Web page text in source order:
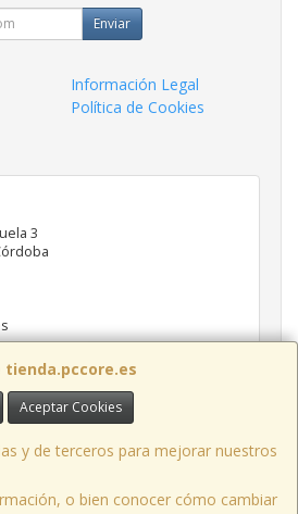
tienda.pccore.es
Aceptar Cookies
y de terceros para mejorar nuestros
o bien conocer cómo cambiar
Enviar
Información Legal
Política de Cookies
3
Córdoba, España. - C.I.F.: B56097777 -